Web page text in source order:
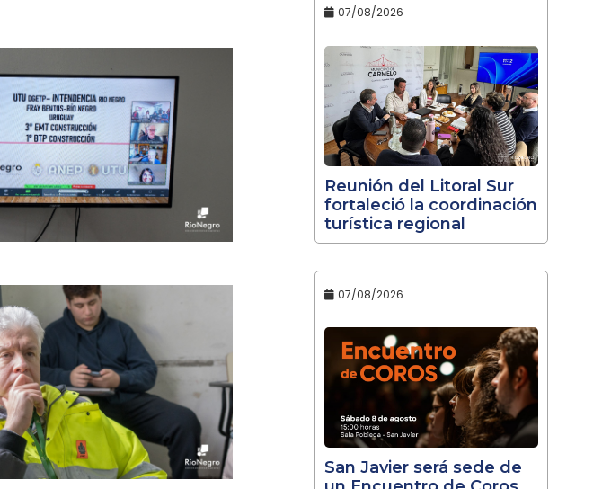
07/08/2026
Reunión del Litoral Sur
fortaleció la coordinación
turística regional
07/08/2026
San Javier será sede de